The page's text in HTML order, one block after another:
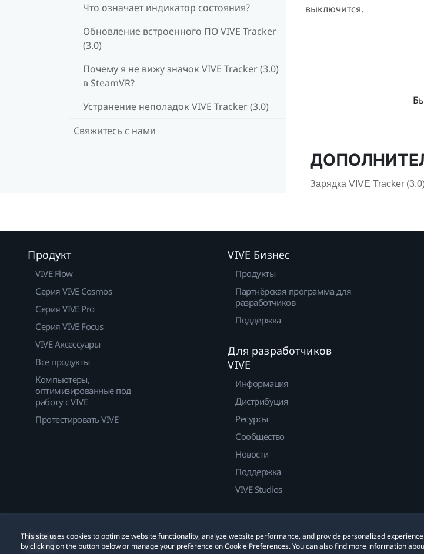
Что означает индикатор состояния?
Обновление встроенного ПО VIVE Tracker
(3.0)
Почему я не вижу значок VIVE Tracker (3.0)
в SteamVR?
Устранение неполадок VIVE Tracker (3.0)
Свяжитесь с нами
выключится.
Зарядка VIVE Tracker
This site uses cookies to optimize website functionality, analyze website performance, and provide personalized
by clicking on the button below or manage your preference on Cookie Preferences. You can also find more information
Продукт
VIVE Flow
Серия VIVE Cosmos
Серия VIVE Pro
Серия VIVE Focus
VIVE Аксессуары
Все продукты
Компьютеры,
оптимизированные под
работу с VIVE
Протестировать VIVE
VIVE Бизнес
Продукты
Партнёрская программа для
разработчиков
Поддержка
Для разработчиков
VIVE
Информация
Дистрибуция
Ресурсы
Сообщество
Новости
Поддержка
VIVE Studios
© 2011-2026 HTC Corporation Юридическое Cоглашение Cookies